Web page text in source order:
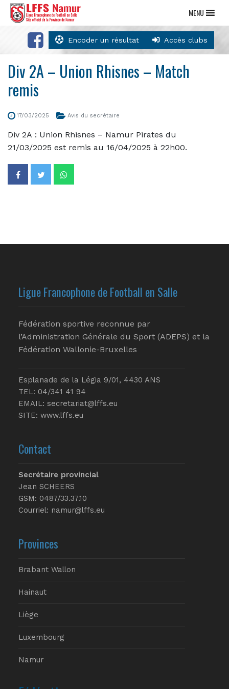
Encoder un résultat Accès clubs
MENU
Div 2A – Union Rhisnes – Match
remis
17/03/2025 Avis du secrétaire
Div 2A : Union Rhisnes – Namur Pirates du
21/03/2025 est remis au 16/04/2025 à 22h00.
Ligue Francophone de Football en Salle
Fédération sportive reconnue par
l’Administration Générale du Sport (ADEPS) et la
Fédération Wallonie-Bruxelles
Esplanade de la Légia 9/01, 4430 ANS
TEL: 04/341 41 94
EMAIL: secretariat@lffs.eu
SITE: www.lffs.eu
Contact
Secrétaire provincial
Jean SCHEERS
GSM: 0487/33.37.10
Courriel: namur@lffs.eu
Provinces
Brabant Wallon
Hainaut
Liège
Luxembourg
Namur